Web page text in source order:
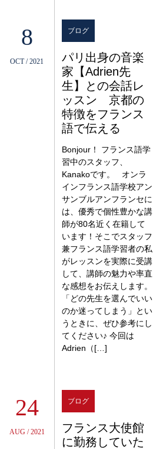
8
OCT / 2021
ブログ
パリ出身の音楽
家【Adrien先
生】との会話レ
ッスン 京都の
特徴をフランス
語で伝える
Bonjour！ フランス語学
習中のスタッフ、
Kanakoです。 オンラ
インフランス語学校アン
サンブルアンフランセに
は、優秀で個性豊かな講
師が80名近く在籍して
います！そこでスタッフ
兼フランス語学習者の私
がレッスンを実際に受講
して、講師の魅力や率直
な感想をお伝えします。
「どの先生を選んでいい
のか迷ってしまう」とい
うときに、ぜひ参考にし
てください♪ 今回は
Adrien（[…]
24
AUG / 2021
ブログ
フランス大使館
に勤務していた